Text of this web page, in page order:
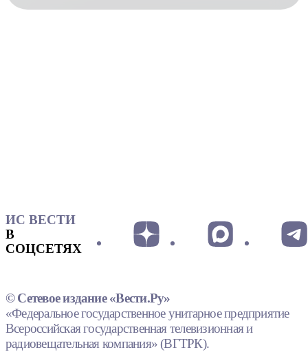
ИС ВЕСТИ
В
СОЦСЕТЯХ
© Сетевое издание «Вести.Ру»
«Федеральное государственное унитарное предприятие
Всероссийская государственная телевизионная и
радиовещательная компания» (ВГТРК).